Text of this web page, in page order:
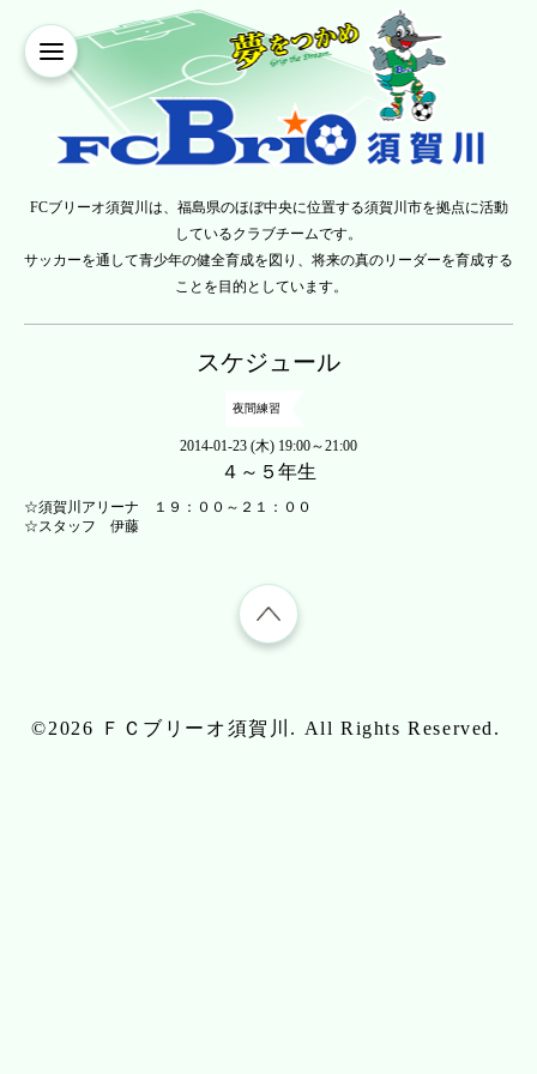
FCブリーオ須賀川は、福島県のほぼ中央に位置する須賀川市を拠点に活動
しているクラブチームです。
サッカーを通して青少年の健全育成を図り、将来の真のリーダーを育成する
ことを目的としています。
スケジュール
夜間練習
2014-01-23 (木) 19:00～21:00
４～５年生
☆須賀川アリーナ １９：００～２１：００
☆スタッフ 伊藤
©2026 ＦＣブリーオ須賀川 . All Rights Reserved.